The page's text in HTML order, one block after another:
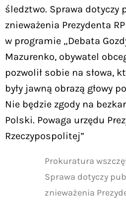
śledztwo. Sprawa dotyczy
znieważenia Prezydenta
w programie „Debata
Mazurenko, obywatel
pozwolił sobie na słowa,
były jawną obrazą głowy
Nie będzie zgody na
Polski. Powaga urzędu
Rzeczypospolitej”
Prokuratura
Sprawa dotyczy
znieważenia